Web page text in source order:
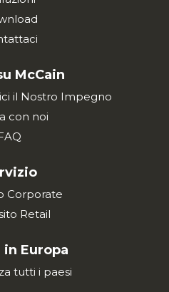
McCain
il Nostro Impegno
con noi
Corporate
Retail
in Europa
tutti i paesi